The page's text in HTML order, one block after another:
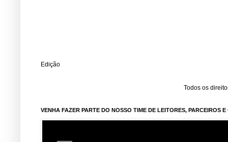
Edição
Todos os
VENHA FAZER PARTE DO NOSSO TIME DE LEITORES, PARCEIROS